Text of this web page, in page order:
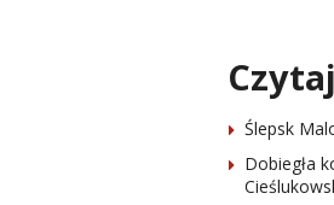
Ślepsk
Dobiegła